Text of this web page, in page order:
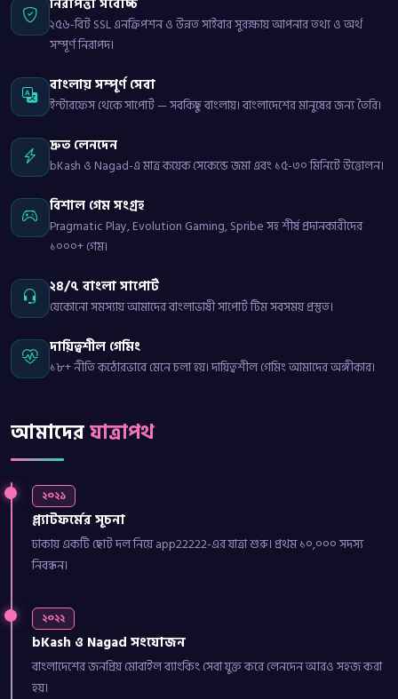
২৫৬-বিট SSL এনক্রিপশন ও উন্নত সাইবার সুরক্ষায় আপনার তথ্য ও অর্থ
সম্পূর্ণ নিরাপদ।
বাংলায় সম্পূর্ণ সেবা
ইন্টারফেস থেকে সাপোর্ট — সবকিছু বাংলায়। বাংলাদেশের মানুষের জন্য তৈরি।
দ্রুত লেনদেন
bKash ও Nagad-এ মাত্র কয়েক সেকেন্ডে জমা এবং ১৫-৩০ মিনিটে উত্তোলন।
বিশাল গেম সংগ্রহ
Pragmatic Play, Evolution Gaming, Spribe সহ শীর্ষ প্রদানকারীদের
১০০০+ গেম।
২৪/৭ বাংলা সাপোর্ট
যেকোনো সমস্যায় আমাদের বাংলাভাষী সাপোর্ট টিম সবসময় প্রস্তুত।
দায়িত্বশীল গেমিং
১৮+ নীতি কঠোরভাবে মেনে চলা হয়। দায়িত্বশীল গেমিং আমাদের অঙ্গীকার।
আমাদেরযাত্রাপথ
২০২১
প্ল্যাটফর্মের সূচনা
ঢাকায় একটি ছোট দল নিয়ে app22222-এর যাত্রা শুরু। প্রথম ১০,০০০ সদস্য
নিবন্ধন।
২০২২
bKash ও Nagad সংযোজন
বাংলাদেশের জনপ্রিয় মোবাইল ব্যাংকিং সেবা যুক্ত করে লেনদেন আরও সহজ করা
হয়।